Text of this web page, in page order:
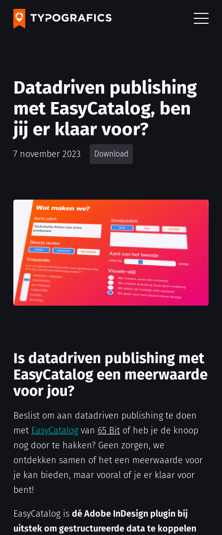
Datadriven publishing
met EasyCatalog, ben
jij er klaar voor?
7 november 2023 Download
Is datadriven publishing met
EasyCatalog een meerwaarde
voor jou?
Beslist om aan datadriven publishing te doen
met EasyCatalog van 65 Bit of heb je de knoop
nog door te hakken? Geen zorgen, we
ontdekken samen of het een meerwaarde voor
je kan bieden, maar vooral of je er klaar voor
bent!
EasyCatalog is dé Adobe InDesign plugin bij
uitstek om gestructureerde data te koppelen